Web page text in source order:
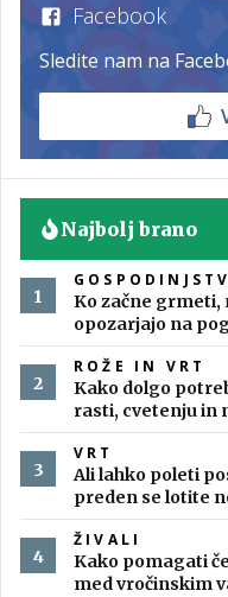
Facebook
Sledite nam na
Najbolj brano
Ko začne
opozarjajo na
ROŽE IN VRT
Kako dolgo
rasti, cvetenju in
VRT
Ali lahko poleti
preden se lotite
ŽIVALI
Kako pomagati
med vročinskim